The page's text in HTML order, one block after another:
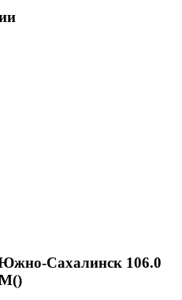
Сахалинск 106.0
)